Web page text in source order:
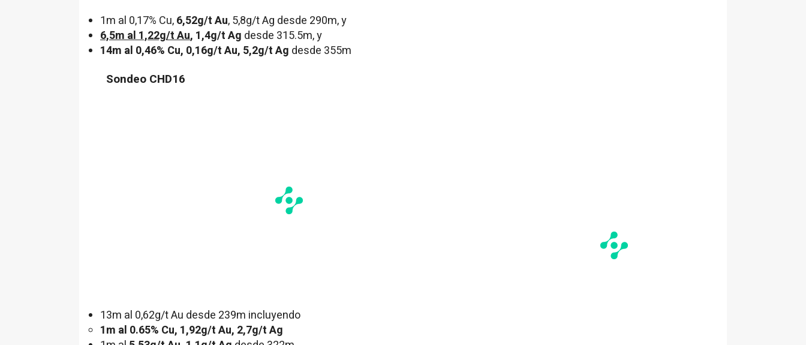
1m al 0,17% Cu,6,52g/t Au, 5,8g/t Ag desde 290m, y
6,5mal 1,22g/t Au, 1,4g/t Ag desde 315.5m, y
14m al 0,46% Cu, 0,16g/t Au, 5,2g/t Ag desde 355m
Sondeo CHD16
13m al 0,62g/t Au desde 239m incluyendo
1m al 0.65% Cu, 1,92g/t Au, 2,7g/t Ag